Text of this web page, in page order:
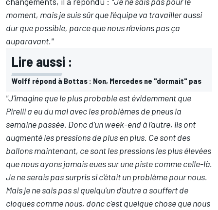
moment, mais je suis sûr que l'équipe va travailler aussi
dur que possible, parce que nous n'avions pas ça
auparavant."
Lire aussi :
Wolff répond à Bottas : Non, Mercedes ne "dormait" pas
"J'imagine que le plus probable est évidemment que
Pirelli a eu du mal avec les problèmes de pneus la
semaine passée. Donc d'un week-end à l'autre, ils ont
augmenté les pressions de plus en plus. Ce sont des
ballons maintenant, ce sont les pressions les plus élevées
que nous ayons jamais eues sur une piste comme celle-là.
Je ne serais pas surpris si c'était un problème pour nous.
Mais je ne sais pas si quelqu'un d'autre a souffert de
cloques comme nous, donc c'est quelque chose que nous